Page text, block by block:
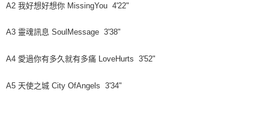
A2 我好想好想你 MissingYou 4'22"
A3 靈魂訊息 SoulMessage 3'38"
A4 愛過你有多久就有多痛 LoveHurts 3'52"
A5 天使之城 City OfAngels 3'34"